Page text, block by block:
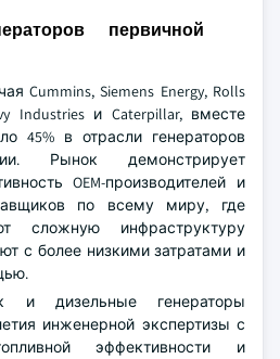
первичной
Cummins, Siemens Energy, Rolls
Industries и Caterpillar, вместе
45% в отрасли генераторов
Рынок демонстрирует
OEM-производителей и
по всему миру, где
сложную инфраструктуру
с более низкими затратами и
и дизельные генераторы
инженерной экспертизы с
эффективности и